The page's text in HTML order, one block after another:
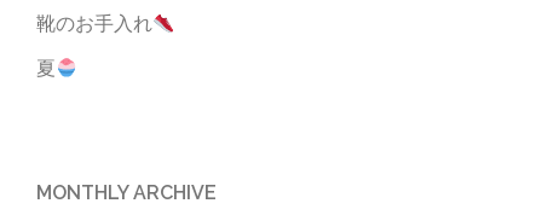
靴のお手入れ
夏
MONTHLY ARCHIVE